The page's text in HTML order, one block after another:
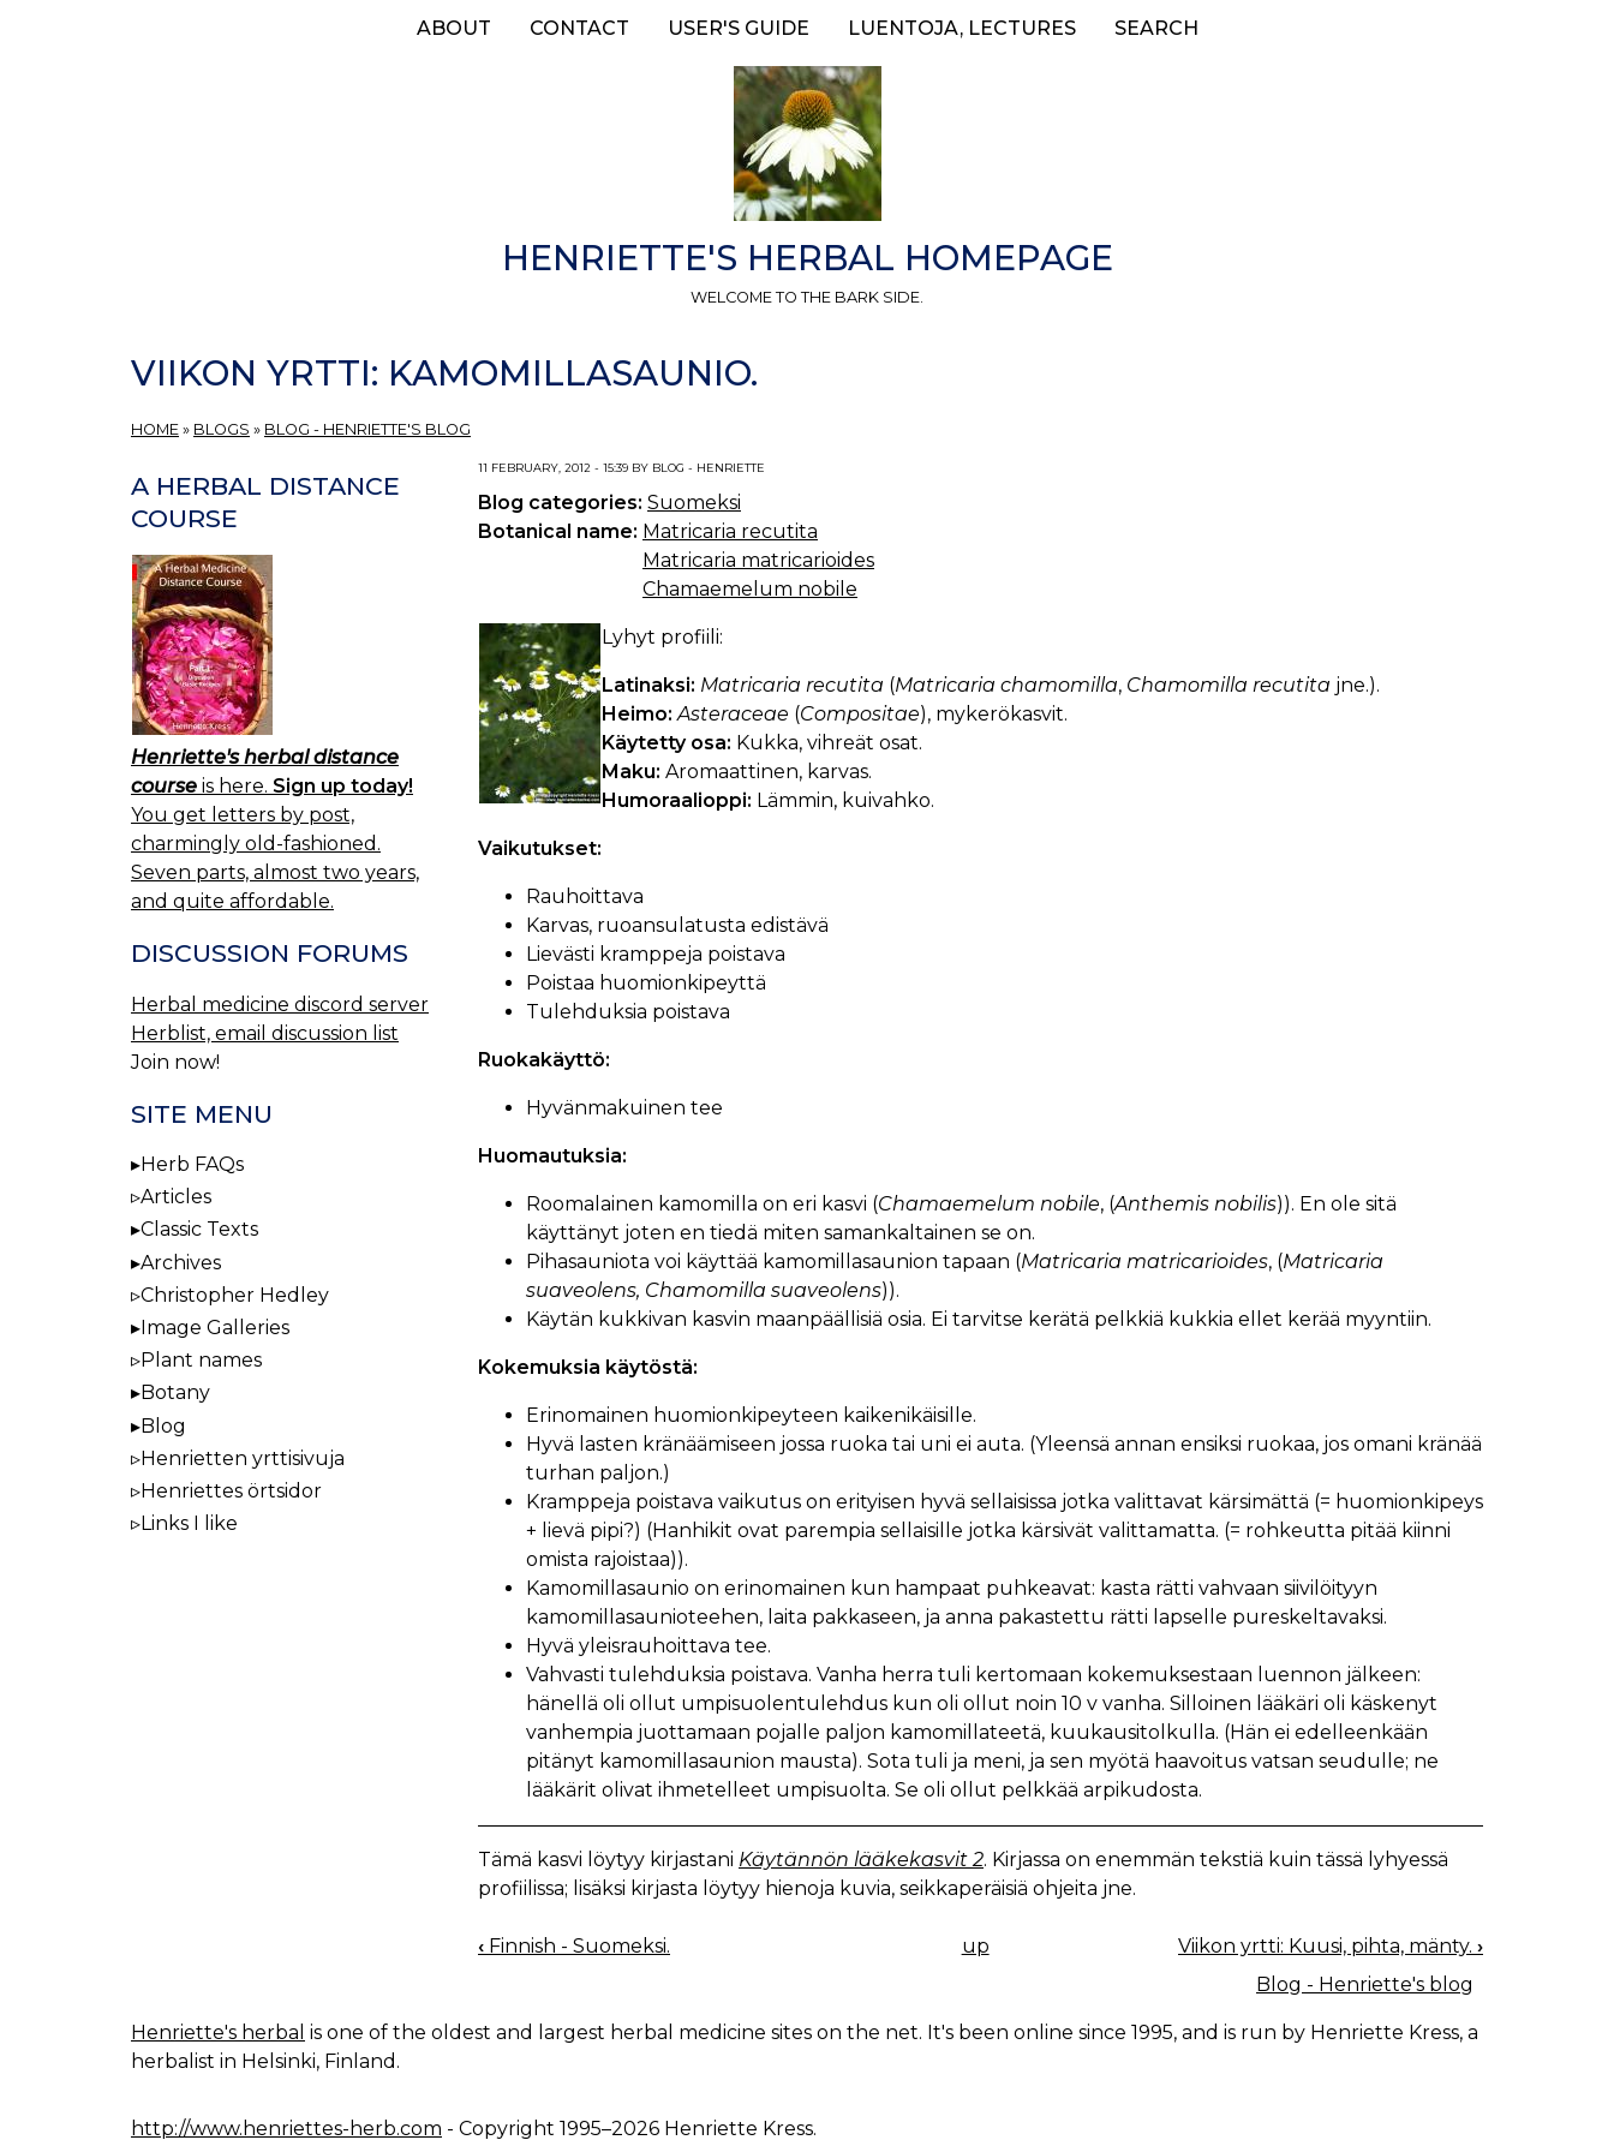
ABOUT CONTACT USER'S GUIDE LUENTOJA, LECTURES SEARCH
HENRIETTE'S HERBAL HOMEPAGE
WELCOME TO THE BARK SIDE.
VIIKON YRTTI: KAMOMILLASAUNIO.
HOME » BLOGS » BLOG - HENRIETTE'S BLOG
11 FEBRUARY, 2012 - 15:39 BY BLOG - HENRIETTE
Blog categories: Suomeksi
Botanical name: Matricaria recutita
Matricaria matricarioides
Chamaemelum nobile
Lyhyt profiili:
Latinaksi: Matricaria recutita (Matricaria chamomilla, Chamomilla recutita jne.).
Heimo: Asteraceae (Compositae), mykerökasvit.
Käytetty osa: Kukka, vihreät osat.
Maku: Aromaattinen, karvas.
Humoraalioppi: Lämmin, kuivahko.
Vaikutukset:
Rauhoittava
Karvas, ruoansulatusta edistävä
Lievästi kramppeja poistava
Poistaa huomionkipeyttä
Tulehduksia poistava
Ruokakäyttö:
Hyvänmakuinen tee
Huomautuksia:
Roomalainen kamomilla on eri kasvi (Chamaemelum nobile, (Anthemis nobilis)). En ole sitä
käyttänyt joten en tiedä miten samankaltainen se on.
Pihasauniota voi käyttää kamomillasaunion tapaan (Matricaria matricarioides, (Matricaria
suaveolens, Chamomilla suaveolens)).
Käytän kukkivan kasvin maanpäällisiä osia. Ei tarvitse kerätä pelkkiä kukkia ellet kerää myyntiin.
Kokemuksia käytöstä:
Erinomainen huomionkipeyteen kaikenikäisille.
Hyvä lasten kränäämiseen jossa ruoka tai uni ei auta. (Yleensä annan ensiksi ruokaa, jos omani kränää
turhan paljon.)
Kramppeja poistava vaikutus on erityisen hyvä sellaisissa jotka valittavat kärsimättä (= huomionkipeys
+ lievä pipi?) (Hanhikit ovat parempia sellaisille jotka kärsivät valittamatta. (= rohkeutta pitää kiinni
omista rajoistaa)).
Kamomillasaunio on erinomainen kun hampaat puhkeavat: kasta rätti vahvaan siivilöityyn
kamomillasaunioteehen, laita pakkaseen, ja anna pakastettu rätti lapselle pureskeltavaksi.
Hyvä yleisrauhoittava tee.
Vahvasti tulehduksia poistava. Vanha herra tuli kertomaan kokemuksestaan luennon jälkeen:
hänellä oli ollut umpisuolentulehdus kun oli ollut noin 10 v vanha. Silloinen lääkäri oli käskenyt
vanhempia juottamaan pojalle paljon kamomillateetä, kuukausitolkulla. (Hän ei edelleenkään
pitänyt kamomillasaunion mausta). Sota tuli ja meni, ja sen myötä haavoitus vatsan seudulle; ne
lääkärit olivat ihmetelleet umpisuolta. Se oli ollut pelkkää arpikudosta.
Tämä kasvi löytyy kirjastani Käytännön lääkekasvit 2. Kirjassa on enemmän tekstiä kuin tässä lyhyessä
profiilissa; lisäksi kirjasta löytyy hienoja kuvia, seikkaperäisiä ohjeita jne.
BOOK
‹ Finnish - Suomeksi. up Viikon yrtti: Kuusi, pihta, mänty. ›
Blog - Henriette's blog
A HERBAL DISTANCE
COURSE
Henriette's herbal distance
course is here. Sign up today!
You get letters by post,
charmingly old-fashioned.
Seven parts, almost two years,
and quite affordable.
DISCUSSION FORUMS
Herbal medicine discord server
Herblist, email discussion list
Join now!
SITE MENU
Herb FAQs
Articles
Classic Texts
Archives
Christopher Hedley
Image Galleries
Plant names
Botany
Blog
Henrietten yrttisivuja
Henriettes örtsidor
Links I like
Henriette's herbal is one of the oldest and largest herbal medicine sites on the net. It's been online since 1995, and is run by Henriette Kress, a
herbalist in Helsinki, Finland.
http://www.henriettes-herb.com - Copyright 1995–2026 Henriette Kress.